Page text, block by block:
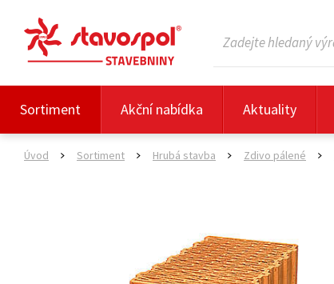
Sortiment Akční nabídka Aktuality
Úvod Sortiment Hrubá stavba Zdivo pálené